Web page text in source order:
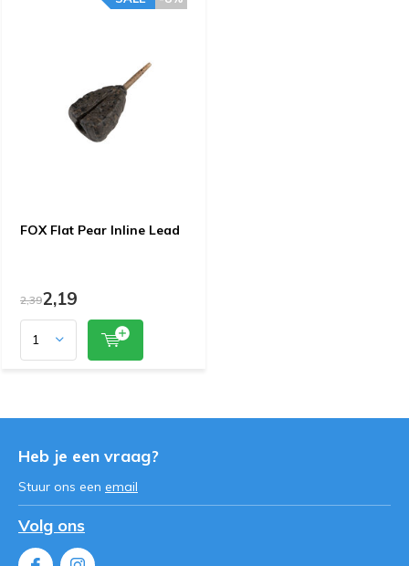
FOX Flat Pear Inline Lead
2,392,19
Heb je een vraag?
Stuur ons een email
Volg ons